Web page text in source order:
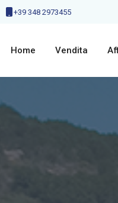
+39 348 2973455
Home Vendita